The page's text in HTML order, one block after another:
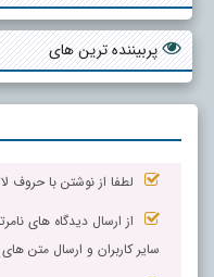
پربیننده ترین های
لطفا از نوشتن با حروف
از ارسال دیدگاه های
سایر کاربران و ارسال متن